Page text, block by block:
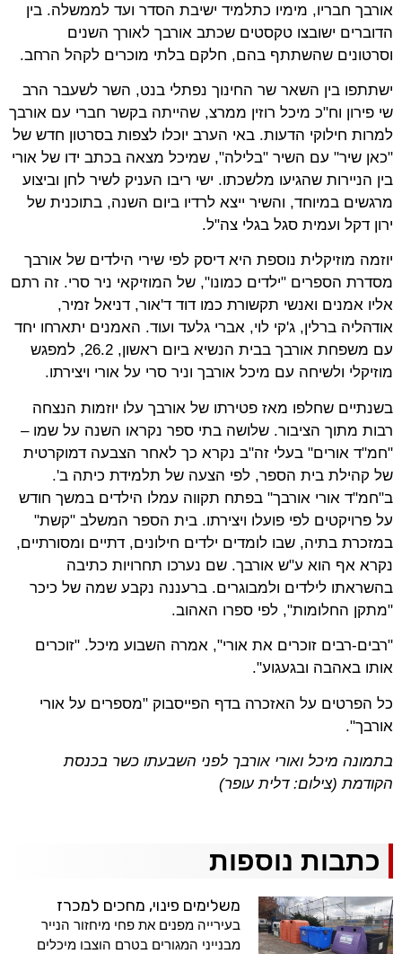
אורבך חבריו, מימיו כתלמיד ישיבת הסדר ועד לממשלה. בין
הדוברים ישובצו טקסטים שכתב אורבך לאורך השנים
וסרטונים שהשתתף בהם, חלקם בלתי מוכרים לקהל הרחב.
ישתתפו בין השאר שר החינוך נפתלי בנט, השר לשעבר הרב
שי פירון וח"כ מיכל רוזין ממרצ, שהייתה בקשר חברי עם אורבך
למרות חילוקי הדעות. באי הערב יוכלו לצפות בסרטון חדש של
"כאן שיר" עם השיר "בלילה", שמיכל מצאה בכתב ידו של אורי
בין הניירות שהגיעו מלשכתו. ישי ריבו העניק לשיר לחן וביצוע
מרגשים במיוחד, והשיר ייצא לרדיו ביום השנה, בתוכנית של
ירון דקל ועמית סגל בגלי צה"ל.
יוזמה מוזיקלית נוספת היא דיסק לפי שירי הילדים של אורבך
מסדרת הספרים "ילדים כמונו", של המוזיקאי ניר סרי. זה רתם
אליו אמנים ואנשי תקשורת כמו דוד ד'אור, דניאל זמיר,
אודהליה ברלין, ג'קי לוי, אברי גלעד ועוד. האמנים יתארחו יחד
עם משפחת אורבך בבית הנשיא ביום ראשון, 26.2, למפגש
מוזיקלי ולשיחה עם מיכל אורבך וניר סרי על אורי ויצירתו.
בשנתיים שחלפו מאז פטירתו של אורבך עלו יוזמות הנצחה
רבות מתוך הציבור. שלושה בתי ספר נקראו השנה על שמו –
"חמ"ד אורים" בעלי זה"ב נקרא כך לאחר הצבעה דמוקרטית
של קהילת בית הספר, לפי הצעה של תלמידת כיתה ב'.
ב"חמ"ד אורי אורבך" בפתח תקווה עמלו הילדים במשך חודש
על פרויקטים לפי פועלו ויצירתו. בית הספר המשלב "קשת"
במזכרת בתיה, שבו לומדים ילדים חילונים, דתיים ומסורתיים,
נקרא אף הוא ע"ש אורבך. שם נערכו תחרויות כתיבה
בהשראתו לילדים ולמבוגרים. ברעננה נקבע שמה של כיכר
"מתקן החלומות", לפי ספרו האהוב.
"רבים-רבים זוכרים את אורי", אמרה השבוע מיכל. "זוכרים
אותו באהבה ובגעגוע".
כל הפרטים על האזכרה בדף הפייסבוק "מספרים על אורי
אורבך".
בתמונה מיכל ואורי אורבך לפני השבעתו כשר בכנסת
הקודמת (צילום: דלית עופר)
כתבות נוספות
משלימים פינוי, מחכים למכרז
בעירייה מפנים את פחי מיחזור הנייר
מבנייני המגורים בטרם הוצבו מיכלים